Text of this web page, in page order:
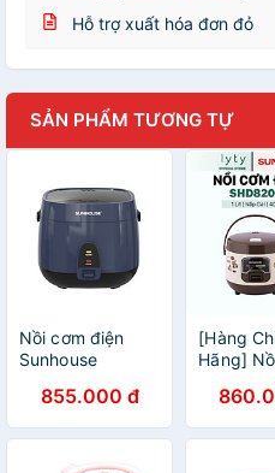
Hỗ trợ xuất hóa đơn đỏ
SẢN PHẨM TƯƠNG TỰ
Nồi cơm điện
Sunhouse
- Hàng chính
hãng
855.000 đ
[Hàng
Hãng]